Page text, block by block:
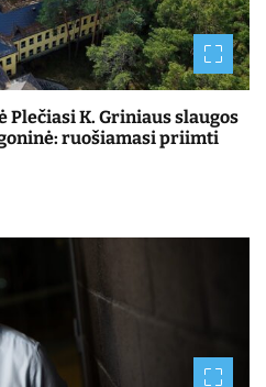
Plečiasi K. Griniaus slaugos
ruošiamasi priimti